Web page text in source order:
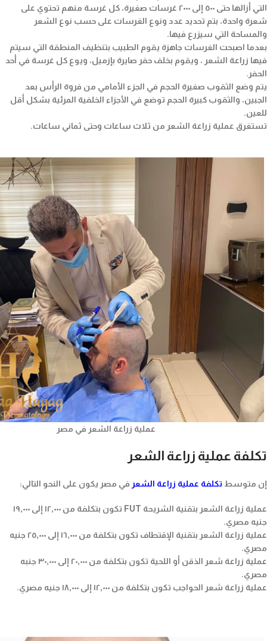
التي أزالها حتى ٥٠٠ إلى ٢٠٠٠ غرسات صغيرة، كل غرسة منهم تحتوي على
شعرة واحدة، بتم تحديد عدد ونوع الغرسات على حسب نوع الشعر
والمساحة التي سيزرع فيها.
بعدما اصبحت الغرسات جاهزة يقوم الطبيب بتنظيف المنطقة التي سيتم
فيها زراعة الشعر ، ويقوم بخلف حفر صايرة بإزميل، ويوع كل غرسة في أحد
الحفر.
يتم وضع الثقوب صغيرة الحجم في الجزء الأمامي من فروة الرأس بعد
الجبين، والثقوب كبيرة الحجم توضع في الأجزاء الخلفية المرئية بشكل أقل
للعين.
تستغرق عملية زراعة الشعر من ثلاث ساعات وحتى ثماني ساعات.
عملية زراعة الشعر في مصر
تكلفة عملية زراعة الشعر
إن متوسط تكلفة عملية زراعة الشعر في مصر يكون على النحو التالي:
عملية زراعة الشعر بتقنية الشريحة FUT تكون بتكلفة من ١٢,٠٠٠ إلى ١٩,٠٠٠
جنيه مصري.
عملية زراعة الشعر بتقنية الإقتطاف تكون بتكلفة من ١٦,٠٠٠ إلى ٢٥,٠٠٠ جنيه
مصري.
عملية زراعة شعر الذقن أو اللحية تكون بتكلفة من ٢٠,٠٠٠ إلى ٣٠,٠٠٠ جنبه
مصري.
عملية زراعة شعر الحواجب تكون بتكلفة من ١٢,٠٠٠ إلى ١٨,٠٠٠ جنيه مصري.